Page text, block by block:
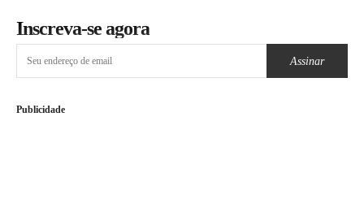
Inscreva-se agora
Assinar
Publicidade